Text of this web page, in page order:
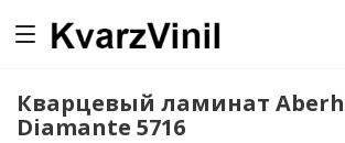
Кварцевый ламинат
Diamante 5716